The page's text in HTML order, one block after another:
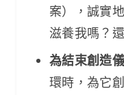
案），誠實
滋養我嗎？
為結束創造
環時，為它